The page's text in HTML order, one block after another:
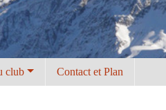
club Contact et Plan